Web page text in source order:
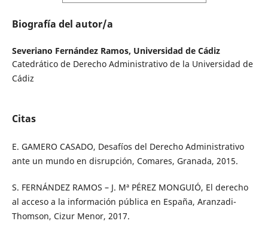
Biografía del autor/a
Severiano Fernández Ramos, Universidad de Cádiz
Catedrático de Derecho Administrativo de la Universidad de
Cádiz
Citas
E. GAMERO CASADO, Desafíos del Derecho Administrativo
ante un mundo en disrupción, Comares, Granada, 2015.
S. FERNÁNDEZ RAMOS – J. Mª PÉREZ MONGUIÓ, El derecho
al acceso a la información pública en España, Aranzadi-
Thomson, Cizur Menor, 2017.